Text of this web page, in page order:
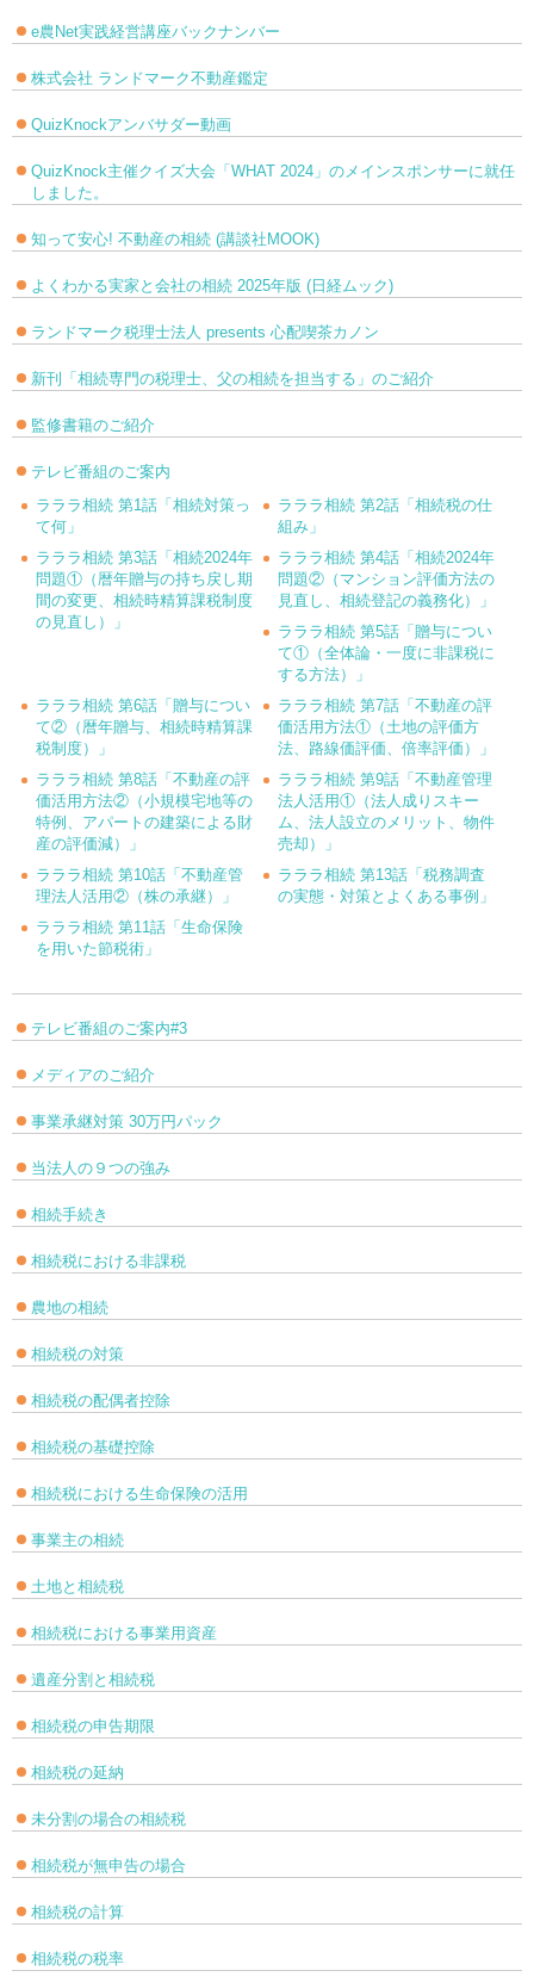
e農Net実践経営講座バックナンバー
株式会社 ランドマーク不動産鑑定
QuizKnockアンバサダー動画
QuizKnock主催クイズ大会「WHAT 2024」のメインスポンサーに就任
しました。
知って安心! 不動産の相続 (講談社MOOK)
よくわかる実家と会社の相続 2025年版 (日経ムック)
ランドマーク税理士法人 presents 心配喫茶カノン
新刊「相続専門の税理士、父の相続を担当する」のご紹介
監修書籍のご紹介
テレビ番組のご案内
ラララ相続 第1話「相続対策っ
て何」
ラララ相続 第2話「相続税の仕
組み」
ラララ相続 第3話「相続2024年
問題①（暦年贈与の持ち戻し期
間の変更、相続時精算課税制度
の見直し）」
ラララ相続 第4話「相続2024年
問題②（マンション評価方法の
見直し、相続登記の義務化）」
ラララ相続 第5話「贈与につい
て①（全体論・一度に非課税に
する方法）」
ラララ相続 第6話「贈与につい
て②（暦年贈与、相続時精算課
税制度）」
ラララ相続 第7話「不動産の評
価活用方法①（土地の評価方
法、路線価評価、倍率評価）」
ラララ相続 第8話「不動産の評
価活用方法②（小規模宅地等の
特例、アパートの建築による財
産の評価減）」
ラララ相続 第9話「不動産管理
法人活用①（法人成りスキー
ム、法人設立のメリット、物件
売却）」
ラララ相続 第10話「不動産管
理法人活用②（株の承継）」
ラララ相続 第13話「税務調査
の実態・対策とよくある事例」
ラララ相続 第11話「生命保険
を用いた節税術」
テレビ番組のご案内#3
メディアのご紹介
事業承継対策 30万円パック
当法人の９つの強み
相続手続き
相続税における非課税
農地の相続
相続税の対策
相続税の配偶者控除
相続税の基礎控除
相続税における生命保険の活用
事業主の相続
土地と相続税
相続税における事業用資産
遺産分割と相続税
相続税の申告期限
相続税の延納
未分割の場合の相続税
相続税が無申告の場合
相続税の計算
相続税の税率